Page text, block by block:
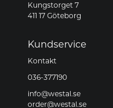
Kungstorget 7
411 17 Göteborg
Kundservice
Kontakt
036-377190
info@westal.se
order@westal.se